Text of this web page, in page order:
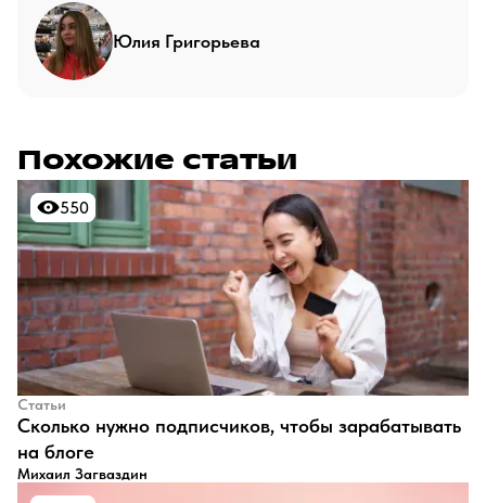
Юлия Григорьева
Похожие статьи
550
550
Статьи
​Сколько нужно подписчиков, чтобы зарабатывать
на блоге
Михаил Загваздин